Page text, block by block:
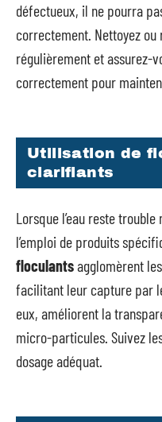
défectueux, il ne pourra
correctement. Nettoyez
régulièrement et assurez-
correctement pour
Utilisation de
clarifiants
Lorsque l’eau reste
l’emploi de produits
floculantsagglomèrent
facilitant leur capture par
eux, améliorent la
micro-particules. Suivez
dosage adéquat.